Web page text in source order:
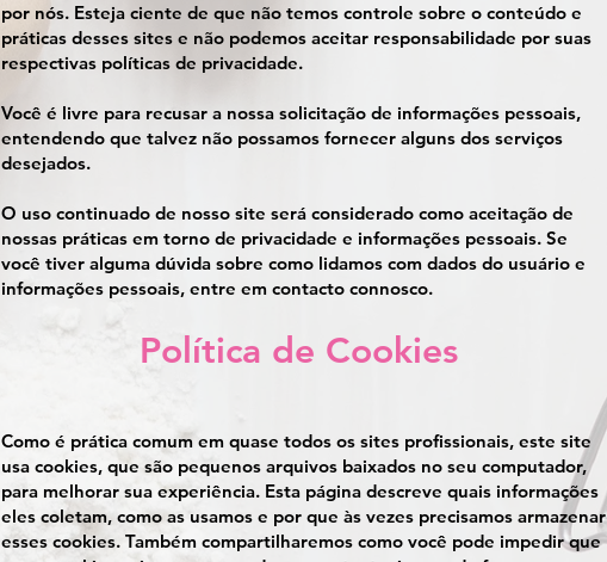
por nós. Esteja ciente de que não temos controle sobre o conteúdo e
práticas desses sites e não podemos aceitar responsabilidade por suas
respectivas políticas de privacidade.
Você é livre para recusar a nossa solicitação de informações pessoais,
entendendo que talvez não possamos fornecer alguns dos serviços
desejados.
O uso continuado de nosso site será considerado como aceitação de
nossas práticas em torno de privacidade e informações pessoais. Se
você tiver alguma dúvida sobre como lidamos com dados do usuário e
informações pessoais, entre em contacto connosco.
Política de Cookies
Como é prática comum em quase todos os sites profissionais, este site
usa cookies, que são pequenos arquivos baixados no seu computador,
para melhorar sua experiência. Esta página descreve quais informações
eles coletam, como as usamos e por que às vezes precisamos armazenar
esses cookies. Também compartilharemos como você pode impedir que